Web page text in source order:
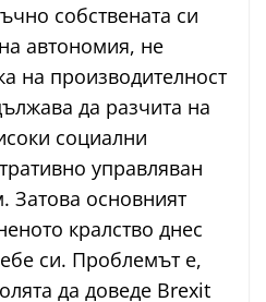
собствената си
автономия, не
на производителност
да разчита на
социални
управляван
Затова основният
кралство днес
си. Проблемът е,
да доведе Brexit